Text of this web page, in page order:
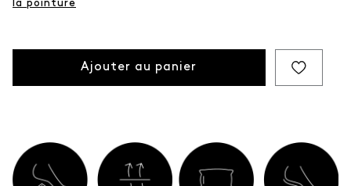
la pointure
Ajouter au panier